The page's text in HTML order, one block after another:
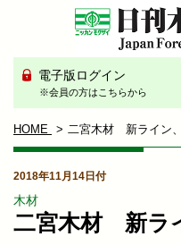
電子版ログイン
※会員の方はこちらから
HOME 二宮木材 新ライン
2018年11月14日付
木材
二宮木材 新ラ